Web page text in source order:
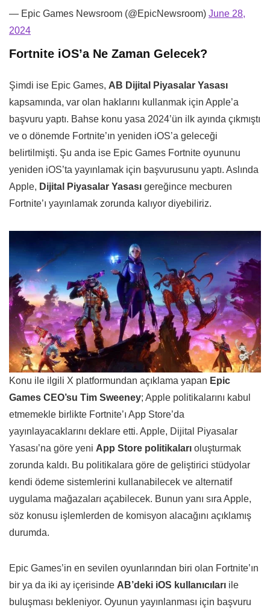
— Epic Games Newsroom (@EpicNewsroom) June 28,
2024
Fortnite iOS’a Ne Zaman Gelecek?
Şimdi ise Epic Games, AB Dijital Piyasalar Yasası
kapsamında, var olan haklarını kullanmak için Apple’a
başvuru yaptı. Bahse konu yasa 2024’ün ilk ayında çıkmıştı
ve o dönemde Fortnite’ın yeniden iOS’a geleceği
belirtilmişti. Şu anda ise Epic Games Fortnite oyununu
yeniden iOS’ta yayınlamak için başvurusunu yaptı. Aslında
Apple, Dijital Piyasalar Yasası gereğince mecburen
Fortnite’ı yayınlamak zorunda kalıyor diyebiliriz.
Konu ile ilgili X platformundan açıklama yapan Epic
Games CEO’su Tim Sweeney; Apple politikalarını kabul
etmemekle birlikte Fortnite’ı App Store’da
yayınlayacaklarını deklare etti. Apple, Dijital Piyasalar
Yasası’na göre yeni App Store politikaları oluşturmak
zorunda kaldı. Bu politikalara göre de geliştirici stüdyolar
kendi ödeme sistemlerini kullanabilecek ve alternatif
uygulama mağazaları açabilecek. Bunun yanı sıra Apple,
söz konusu işlemlerden de komisyon alacağını açıklamış
durumda.
Epic Games’in en sevilen oyunlarından biri olan Fortnite’ın
bir ya da iki ay içerisinde AB’deki iOS kullanıcıları ile
buluşması bekleniyor. Oyunun yayınlanması için başvuru